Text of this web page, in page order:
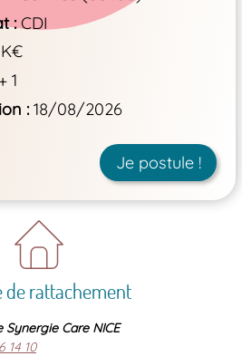
CDI
1
18/08/2026
Je postule !
de rattachement
Synergie Care NICE
14 10